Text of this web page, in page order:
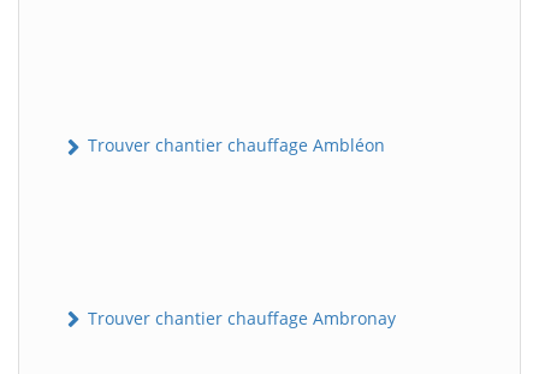
Trouver chantier chauffage Ambléon
Trouver chantier chauffage Ambronay